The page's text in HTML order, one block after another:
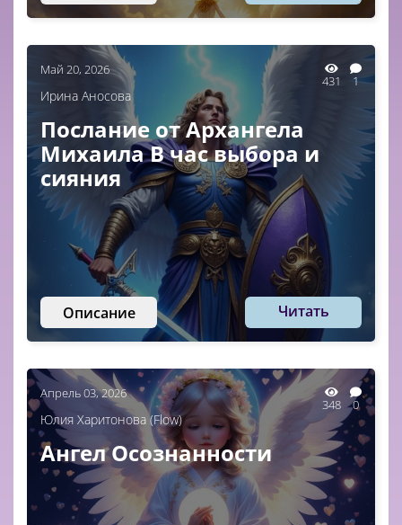
Май 20, 2026
431 1
Ирина Аносова
Послание от Архангела
Михаила В час выбора и
сияния
Описание Читать
Апрель 03, 2026
348 0
Юлия Харитонова (Flow)
Ангел Осознанности